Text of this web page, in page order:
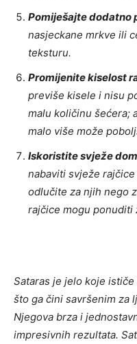
Pomiješajte dodatno
nasjeckane mrkve ili
teksturu.
Promijenite kiselost
previše kisele i nisu
malu količinu šećera;
malo više može
Iskoristite svježe
nabaviti svježe
odlučite za njih nego
rajčice mogu ponuditi
Sataras je jelo koje
što ga čini savršenim za
Njegova brza i
impresivnih rezultata.